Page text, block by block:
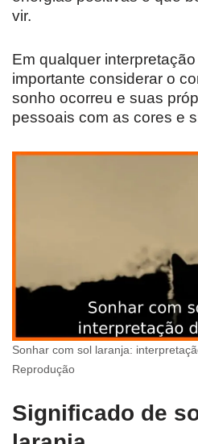
vir.
Em qualquer
importante considerar o
sonho ocorreu e suas
pessoais com as cores e
Sonhar com sol laranja:
Reprodução
Significado de